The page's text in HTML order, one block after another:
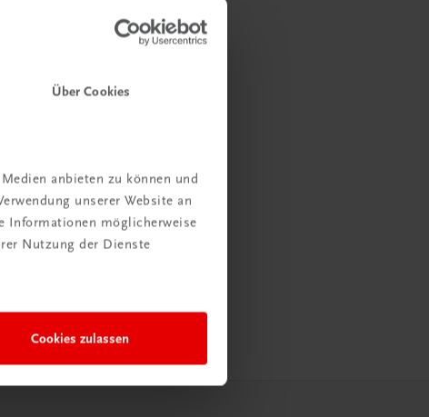
Über Cookies
anbieten zu können und
unserer Website an
Informationen möglicherweise
Nutzung der Dienste
Cookies zulassen